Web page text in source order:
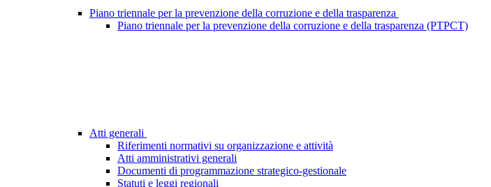
Piano triennale per la prevenzione della corruzione e della trasparenza
Piano triennale per la prevenzione della corruzione e della trasparenza (PTPCT)
Atti generali
Riferimenti normativi su organizzazione e attività
Atti amministrativi generali
Documenti di programmazione strategico-gestionale
Statuti e leggi regionali